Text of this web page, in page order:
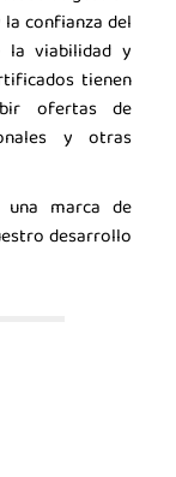
confianza del
la viabilidad y
tienen
ofertas de
y otras
una marca de
desarrollo